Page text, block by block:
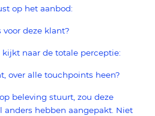
op het aanbod:
deze klant?
naar de totale perceptie:
over alle touchpoints heen?
beleving stuurt, zou deze
hebben aangepakt. Niet